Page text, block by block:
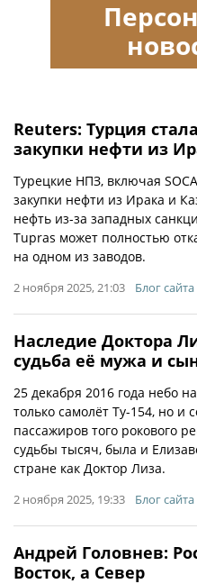
Reuters: Турция
закупки нефти из
Турецкие НПЗ, включая
закупки нефти из Ирака и
нефть из-за западных
Tupras может полностью
на одном из заводов.
2 ноября 2025, 21:03 Блог
Наследие Доктора
судьба её мужа и
25 декабря 2016 года небо
только самолёт Ту-154, но и
пассажиров того рокового
судьбы тысяч, была и
стране как Доктор Лиза.
2 ноября 2025, 19:33 Блог
Андрей Головнев:
Восток, а Север